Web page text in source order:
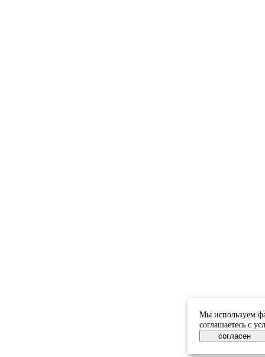
Мы используем
соглашаетесь с
согласен